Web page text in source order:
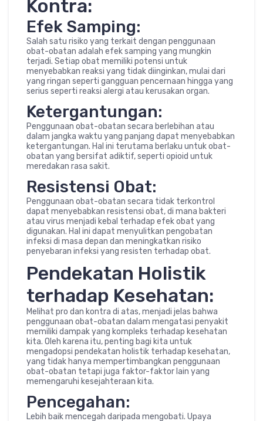
Kontra:
Efek Samping:
Salah satu risiko yang terkait dengan penggunaan
obat-obatan adalah efek samping yang mungkin
terjadi. Setiap obat memiliki potensi untuk
menyebabkan reaksi yang tidak diinginkan, mulai dari
yang ringan seperti gangguan pencernaan hingga yang
serius seperti reaksi alergi atau kerusakan organ.
Ketergantungan:
Penggunaan obat-obatan secara berlebihan atau
dalam jangka waktu yang panjang dapat menyebabkan
ketergantungan. Hal ini terutama berlaku untuk obat-
obatan yang bersifat adiktif, seperti opioid untuk
meredakan rasa sakit.
Resistensi Obat:
Penggunaan obat-obatan secara tidak terkontrol
dapat menyebabkan resistensi obat, di mana bakteri
atau virus menjadi kebal terhadap efek obat yang
digunakan. Hal ini dapat menyulitkan pengobatan
infeksi di masa depan dan meningkatkan risiko
penyebaran infeksi yang resisten terhadap obat.
Pendekatan Holistik
terhadap Kesehatan:
Melihat pro dan kontra di atas, menjadi jelas bahwa
penggunaan obat-obatan dalam mengatasi penyakit
memiliki dampak yang kompleks terhadap kesehatan
kita. Oleh karena itu, penting bagi kita untuk
mengadopsi pendekatan holistik terhadap kesehatan,
yang tidak hanya mempertimbangkan penggunaan
obat-obatan tetapi juga faktor-faktor lain yang
memengaruhi kesejahteraan kita.
Pencegahan:
Lebih baik mencegah daripada mengobati. Upaya